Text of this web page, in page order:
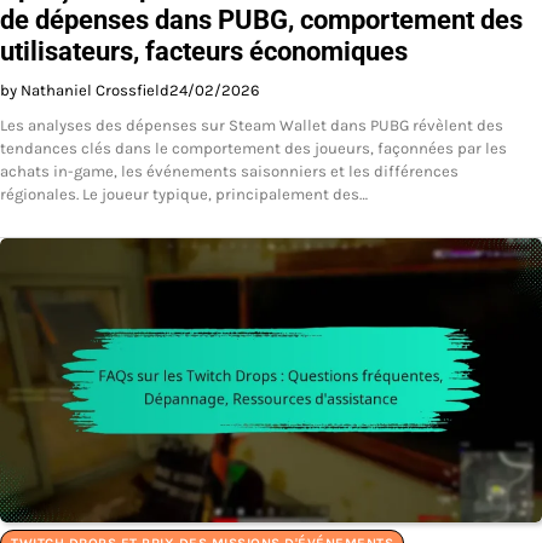
de dépenses dans PUBG, comportement des
utilisateurs, facteurs économiques
by Nathaniel Crossfield24/02/2026
Les analyses des dépenses sur Steam Wallet dans PUBG révèlent des
tendances clés dans le comportement des joueurs, façonnées par les
achats in-game, les événements saisonniers et les différences
régionales. Le joueur typique, principalement des…